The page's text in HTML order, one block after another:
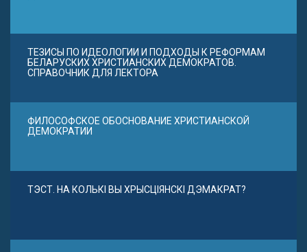
ТЕЗИСЫ ПО ИДЕОЛОГИИ И ПОДХОДЫ К РЕФОРМАМ
БЕЛАРУСКИХ ХРИСТИАНСКИХ ДЕМОКРАТОВ.
СПРАВОЧНИК ДЛЯ ЛЕКТОРА
ФИЛОСОФСКОЕ ОБОСНОВАНИЕ ХРИСТИАНСКОЙ
ДЕМОКРАТИИ
ТЭСТ. НА КОЛЬКІ ВЫ ХРЫСЦІЯНСКІ ДЭМАКРАТ?